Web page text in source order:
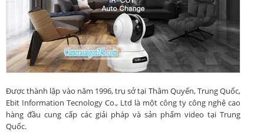
Được thành lập vào năm 1996, trụ sở tại Thâm Quyến, Trung Quốc,
Ebit Information Tecnology Co., Ltd là một công ty công nghệ cao
hàng đầu cung cấp các giải pháp và sản phẩm video tại Trung
Quốc.